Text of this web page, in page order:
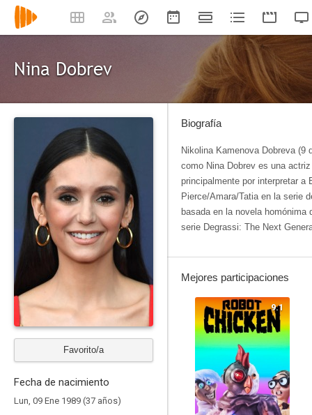
Nina Dobrev
Favorito/a
Fecha de nacimiento
Lun, 09 Ene 1989 (37 años)
Biografía
Nikolina Kamenova Dobreva (9
como Nina Dobrev es una
principalmente por interpretar a
Pierce/Amara/Tatia en la serie
basada en la novela
serie Degrassi: The Next
Mejores participaciones
9.1